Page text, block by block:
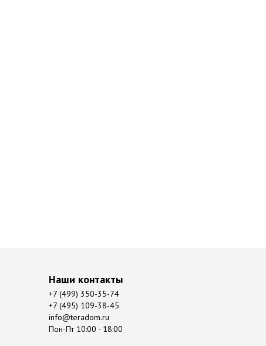
Наши контакты
+7 (499) 350-35-74
+7 (495) 109-38-45
info@teradom.ru
Пон-Пт 10:00 - 18:00